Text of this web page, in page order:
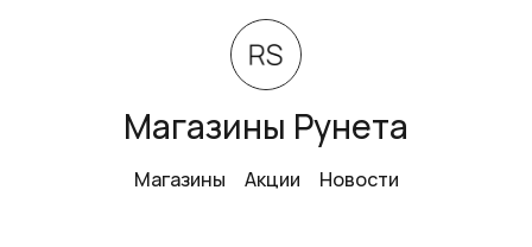
Магазины Рунета
Магазины Акции Новости